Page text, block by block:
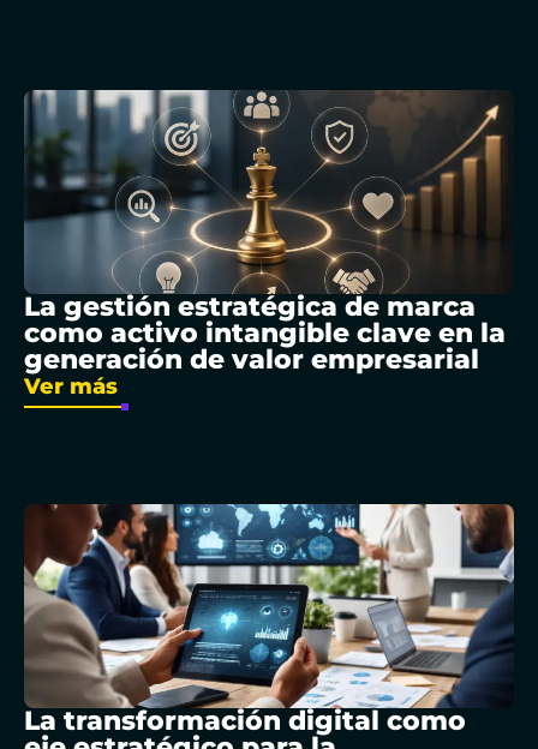
La gestión estratégica de marca
como activo intangible clave en la
generación de valor empresarial
Ver más
La transformación digital como